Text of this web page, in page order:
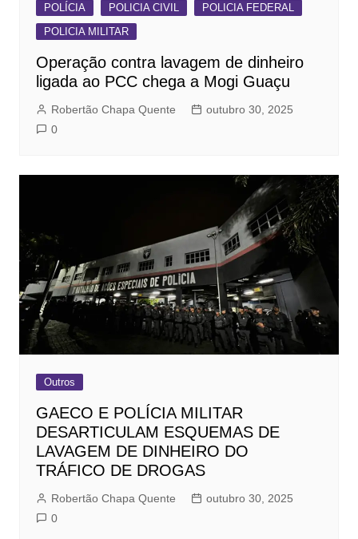
POLÍCIA POLICIA CIVIL
POLICIA FEDERAL
POLICIA MILITAR
Operação contra lavagem de dinheiro
ligada ao PCC chega a Mogi Guaçu
Robertão Chapa Quente
outubro 30, 2025
0
Outros
GAECO E POLÍCIA MILITAR
DESARTICULAM ESQUEMAS DE
LAVAGEM DE DINHEIRO DO
TRÁFICO DE DROGAS
Robertão Chapa Quente
outubro 30, 2025
0